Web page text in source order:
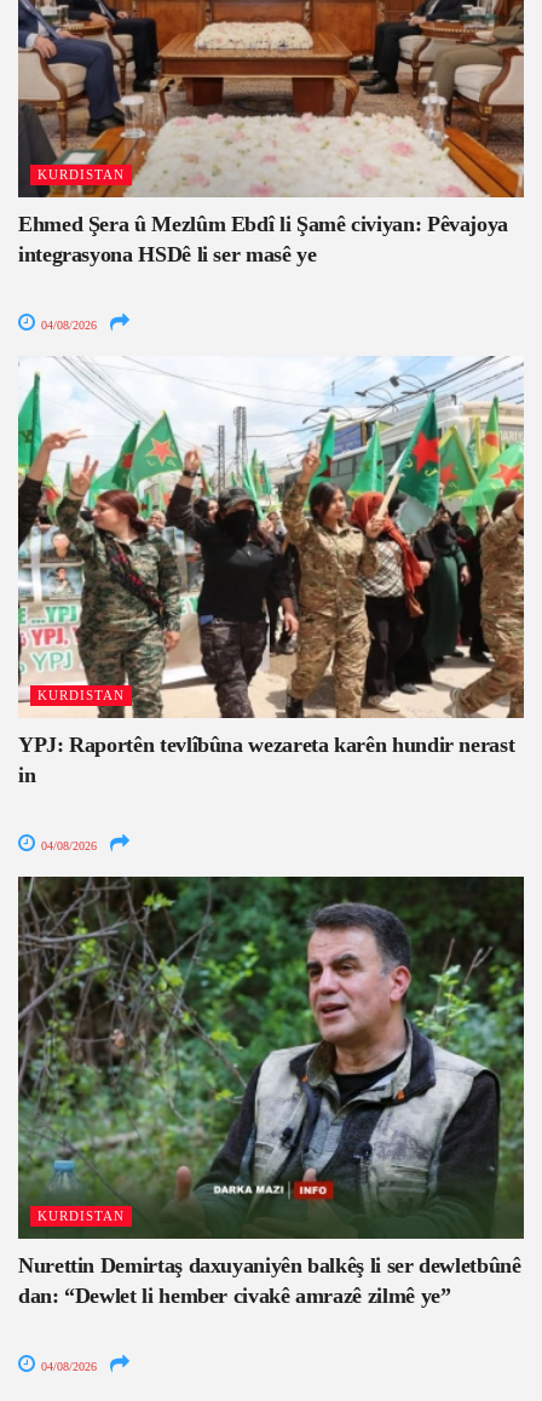
KURDISTAN
Ehmed Şera û Mezlûm Ebdî li Şamê civiyan: Pêvajoya
integrasyona HSDê li ser masê ye
04/08/2026
KURDISTAN
YPJ: Raportên tevlîbûna wezareta karên hundir nerast
in
04/08/2026
KURDISTAN
Nurettin Demirtaş daxuyaniyên balkêş li ser dewletbûnê
dan: “Dewlet li hember civakê amrazê zilmê ye”
04/08/2026